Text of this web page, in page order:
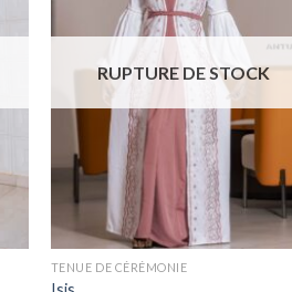
RUPTURE DE STOCK
TENUE DE CÉRÉMONIE